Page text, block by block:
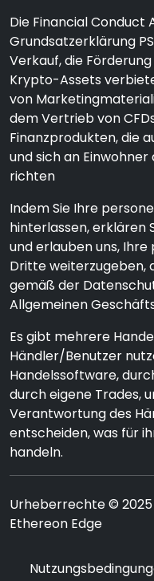
Die Financial Conduct
Grundsatzerklärung
Verkauf, die
Krypto-Assets
von
dem Vertrieb von
Finanzprodukten, die
und sich an
richten
Indem Sie Ihre
hinterlassen, erklären
und erlauben uns,
Dritte weiterzugeben,
gemäß der
Allgemeinen
Es gibt mehrere
Händler/Benutzer
Handelssoftware,
durch eigene Trades,
Verantwortung des
entscheiden, was für
handeln.
Urheberrechte ©
Ethereon Edge